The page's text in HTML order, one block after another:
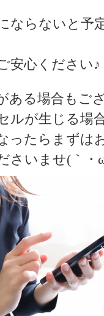
ならないと予
安心ください♪
ある場合も ご
ルが生じる場
ったら まずは
さいませ(｀・